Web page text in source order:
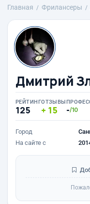
Главная Фрилансеры
Дмитрий
РЕЙТИНГ
125
ОТЗЫВЫ
15 -/10
Город
На сайте с